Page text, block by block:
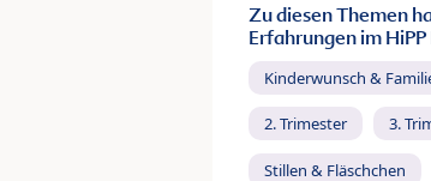
Zu diesen Themen
Erfahrungen im
Kinderwunsch &
2. Trimester 3.
Stillen & Fläschchen